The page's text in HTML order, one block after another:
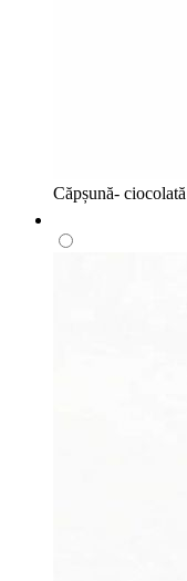
Căpșună- ciocolată